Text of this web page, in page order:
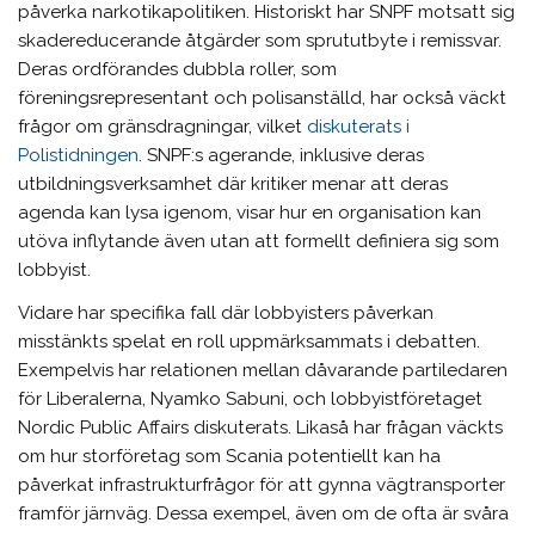
påverka narkotikapolitiken. Historiskt har SNPF motsatt sig
skadereducerande åtgärder som sprututbyte i remissvar.
Deras ordförandes dubbla roller, som
föreningsrepresentant och polisanställd, har också väckt
frågor om gränsdragningar, vilket diskuterats i
Polistidningen. SNPF:s agerande, inklusive deras
utbildningsverksamhet där kritiker menar att deras
agenda kan lysa igenom, visar hur en organisation kan
utöva inflytande även utan att formellt definiera sig som
lobbyist.
Vidare har specifika fall där lobbyisters påverkan
misstänkts spelat en roll uppmärksammats i debatten.
Exempelvis har relationen mellan dåvarande partiledaren
för Liberalerna, Nyamko Sabuni, och lobbyistföretaget
Nordic Public Affairs diskuterats. Likaså har frågan väckts
om hur storföretag som Scania potentiellt kan ha
påverkat infrastrukturfrågor för att gynna vägtransporter
framför järnväg. Dessa exempel, även om de ofta är svåra